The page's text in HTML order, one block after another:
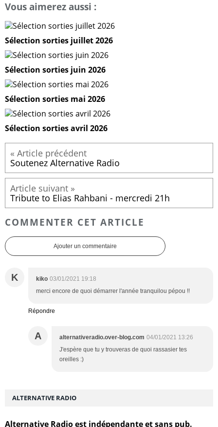
Vous aimerez aussi :
Sélection sorties juillet 2026
Sélection sorties juin 2026
Sélection sorties mai 2026
Sélection sorties avril 2026
Soutenez Alternative Radio
Tribute to Elias Rahbani - mercredi 21h
COMMENTER CET ARTICLE
Ajouter un commentaire
K kiko 03/01/2021 19:18
merci encore de quoi démarrer l'année tranquilou pépou !!
Répondre
A alternativeradio.over-blog.com 04/01/2021 13:26
J'espère que tu y trouveras de quoi rassasier tes
oreilles :)
ALTERNATIVE RADIO
Alternative Radio est indépendante et sans pub.